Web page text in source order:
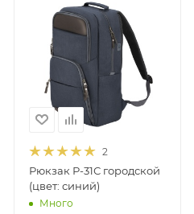
2
Рюкзак Р-31С городской
(цвет: синий)
Много